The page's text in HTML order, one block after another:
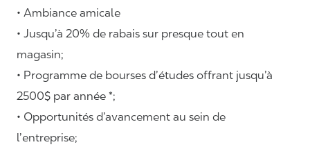
• Ambiance amicale
• Jusqu’à 20% de rabais sur presque tout en
magasin;
• Programme de bourses d’études offrant jusqu’à
2500$ par année *;
• Opportunités d’avancement au sein de
l’entreprise;